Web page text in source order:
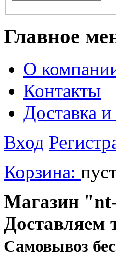
Главное
О
Контакты
Доставка
Вход
Корзина:
Магазин
Доставляем
Cамовывоз